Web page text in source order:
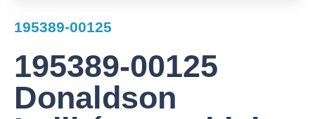
195389-00125
195389-00125
Donaldson